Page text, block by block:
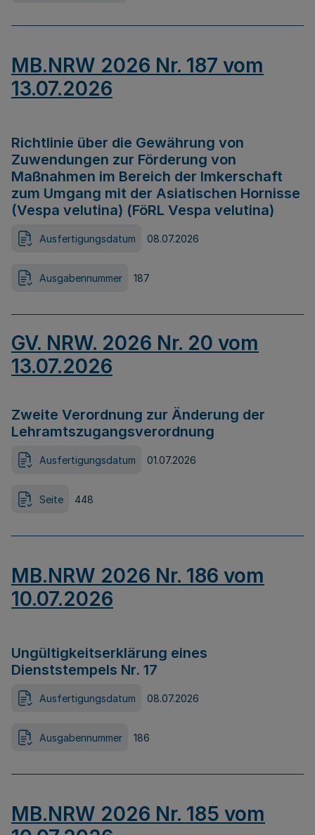
MB.NRW 2026 Nr. 187 vom
13.07.2026
Richtlinie über die Gewährung von
Zuwendungen zur Förderung von
Maßnahmen im Bereich der Imkerschaft
zum Umgang mit der Asiatischen Hornisse
(Vespa velutina) (FöRL Vespa velutina)
Ausfertigungsdatum 08.07.2026
Ausgabennummer 187
GV. NRW. 2026 Nr. 20 vom
13.07.2026
Zweite Verordnung zur Änderung der
Lehramtszugangsverordnung
Ausfertigungsdatum 01.07.2026
Seite 448
MB.NRW 2026 Nr. 186 vom
10.07.2026
Ungültigkeitserklärung eines
Dienststempels Nr. 17
Ausfertigungsdatum 08.07.2026
Ausgabennummer 186
MB.NRW 2026 Nr. 185 vom